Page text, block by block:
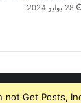
28 يوليو 2024
not Get Posts,